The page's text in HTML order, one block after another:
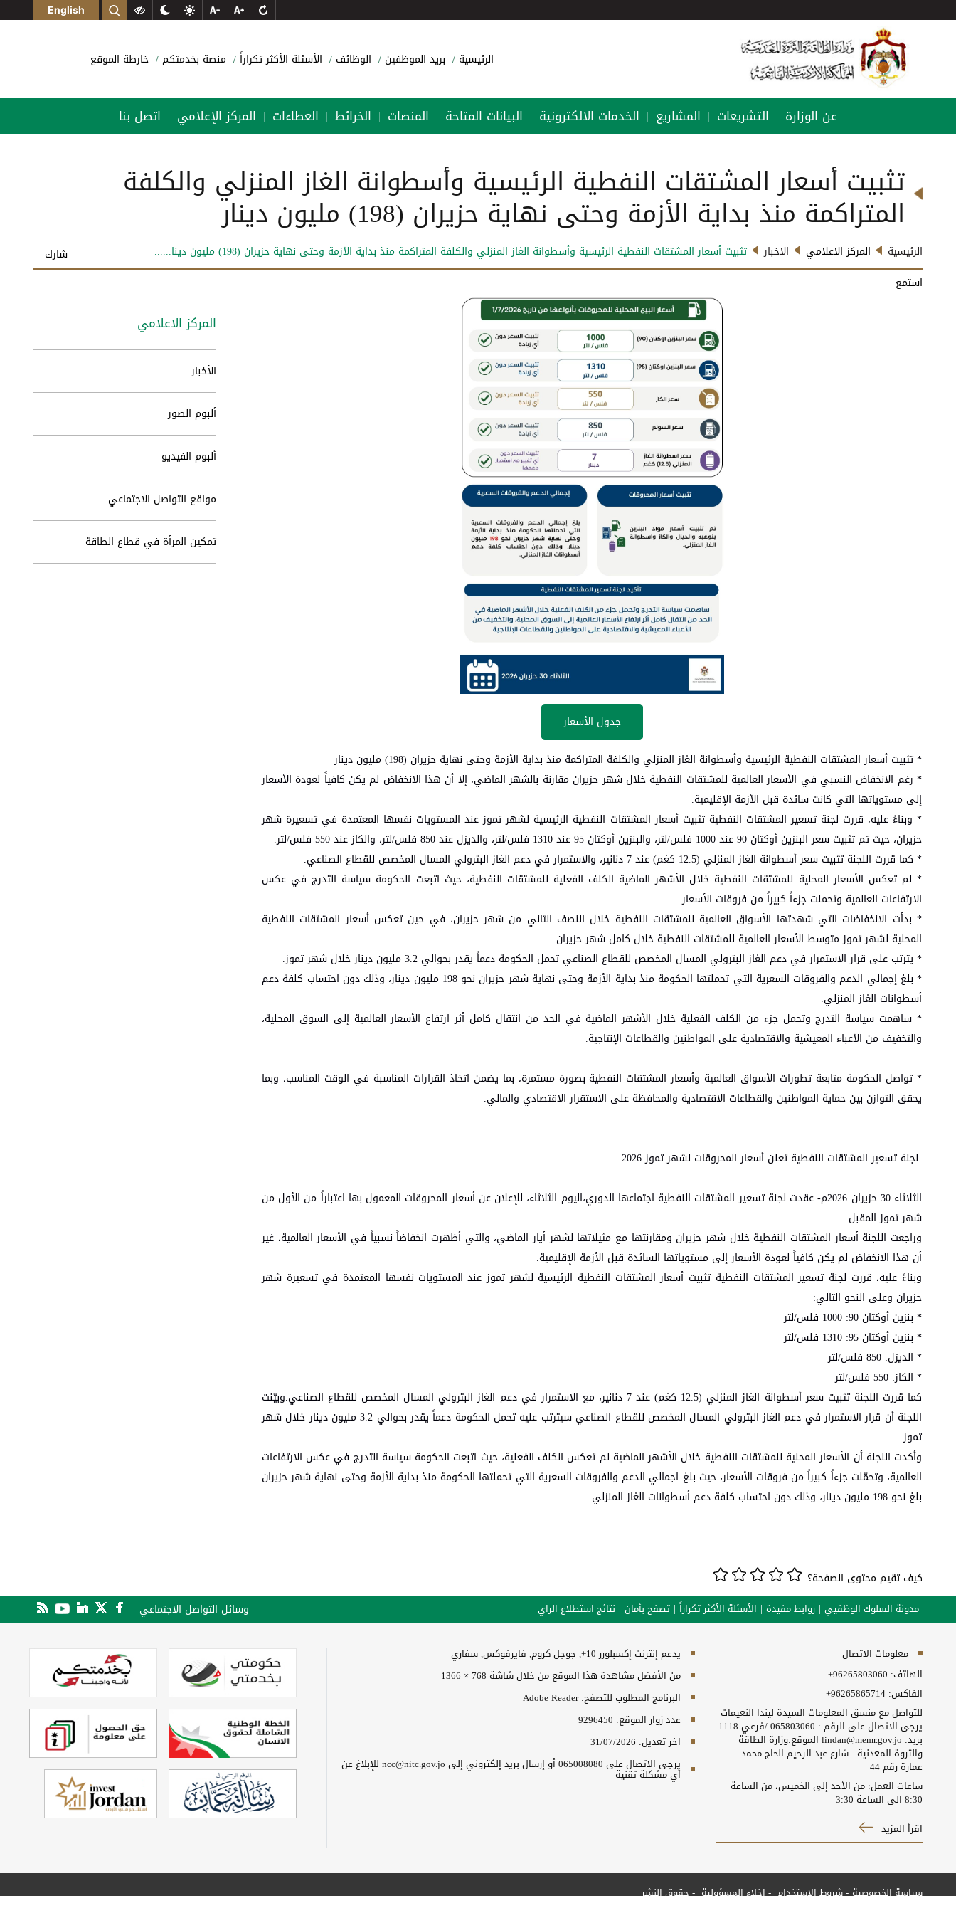
English
الرئيسية بريد الموظفين الوظائف الأسئلة الأكثر تكراراً منصة بخدمتكم خارطة الموقع
عن الوزارة | التشريعات | المشاريع | الخدمات الالكترونية | البيانات المتاحة | المنصات | الخرائط | العطاءات | المركز الإعلامي | اتصل بنا
تثبيت أسعار المشتقات النفطية الرئيسية وأسطوانة الغاز المنزلي والكلفة
المتراكمة منذ بداية الأزمة وحتى نهاية حزيران (198) مليون دينار
الرئيسية المركز الاعلامي الاخبار تثبيت أسعار المشتقات النفطية الرئيسية وأسطوانة الغاز المنزلي والكلفة المتراكمة منذ بداية الأزمة وحتى نهاية حزيران (198) مليون دينا......
شارك
استمع
جدول الأسعار
* تثبيت أسعار المشتقات النفطية الرئيسية وأسطوانة الغاز المنزلي والكلفة المتراكمة منذ بداية الأزمة وحتى نهاية حزيران (198) مليون دينار
* رغم الانخفاض النسبي في الأسعار العالمية للمشتقات النفطية خلال شهر حزيران مقارنة بالشهر الماضي، إلا أن هذا الانخفاض لم يكن كافياً لعودة الأسعار
إلى مستوياتها التي كانت سائدة قبل الأزمة الإقليمية.
* وبناءً عليه، قررت لجنة تسعير المشتقات النفطية تثبيت أسعار المشتقات النفطية الرئيسية لشهر تموز عند المستويات نفسها المعتمدة في تسعيرة شهر
حزيران، حيث تم تثبيت سعر البنزين أوكتان 90 عند 1000 فلس/لتر، والبنزين أوكتان 95 عند 1310 فلس/لتر، والديزل عند 850 فلس/لتر، والكاز عند 550 فلس/لتر.
* كما قررت اللجنة تثبيت سعر أسطوانة الغاز المنزلي (12.5 كغم) عند 7 دنانير، والاستمرار في دعم الغاز البترولي المسال المخصص للقطاع الصناعي.
* لم تعكس الأسعار المحلية للمشتقات النفطية خلال الأشهر الماضية الكلف الفعلية للمشتقات النفطية، حيث اتبعت الحكومة سياسة التدرج في عكس
الارتفاعات العالمية وتحملت جزءاً كبيراً من فروقات الأسعار.
* بدأت الانخفاضات التي شهدتها الأسواق العالمية للمشتقات النفطية خلال النصف الثاني من شهر حزيران، في حين تعكس أسعار المشتقات النفطية
المحلية لشهر تموز متوسط الأسعار العالمية للمشتقات النفطية خلال كامل شهر حزيران.
* يترتب على قرار الاستمرار في دعم الغاز البترولي المسال المخصص للقطاع الصناعي تحمل الحكومة دعماً يقدر بحوالي 3.2 مليون دينار خلال شهر تموز.
* بلغ إجمالي الدعم والفروقات السعرية التي تحملتها الحكومة منذ بداية الأزمة وحتى نهاية شهر حزيران نحو 198 مليون دينار، وذلك دون احتساب كلفة دعم
أسطوانات الغاز المنزلي.
* ساهمت سياسة التدرج وتحمل جزء من الكلف الفعلية خلال الأشهر الماضية في الحد من انتقال كامل أثر ارتفاع الأسعار العالمية إلى السوق المحلية،
والتخفيف من الأعباء المعيشية والاقتصادية على المواطنين والقطاعات الإنتاجية.
* تواصل الحكومة متابعة تطورات الأسواق العالمية وأسعار المشتقات النفطية بصورة مستمرة، بما يضمن اتخاذ القرارات المناسبة في الوقت المناسب، وبما
يحقق التوازن بين حماية المواطنين والقطاعات الاقتصادية والمحافظة على الاستقرار الاقتصادي والمالي.
لجنة تسعير المشتقات النفطية تعلن أسعار المحروقات لشهر تموز 2026
الثلاثاء 30 حزيران 2026م- عقدت لجنة تسعير المشتقات النفطية اجتماعها الدوري،اليوم الثلاثاء، للإعلان عن أسعار المحروقات المعمول بها اعتباراً من الأول من
شهر تموز المقبل.
وراجعت اللجنة أسعار المشتقات النفطية خلال شهر حزيران ومقارنتها مع مثيلاتها لشهر أيار الماضي، والتي أظهرت انخفاضاً نسبياً في الأسعار العالمية، غير
أن هذا الانخفاض لم يكن كافياً لعودة الأسعار إلى مستوياتها السائدة قبل الأزمة الإقليمية.
وبناءً عليه، قررت لجنة تسعير المشتقات النفطية تثبيت أسعار المشتقات النفطية الرئيسية لشهر تموز عند المستويات نفسها المعتمدة في تسعيرة شهر
حزيران وعلى النحو التالي:
* بنزين أوكتان 90: 1000 فلس/لتر
* بنزين أوكتان 95: 1310 فلس/لتر
* الديزل: 850 فلس/لتر
* الكاز: 550 فلس/لتر
كما قررت اللجنة تثبيت سعر أسطوانة الغاز المنزلي (12.5 كغم) عند 7 دنانير، مع الاستمرار في دعم الغاز البترولي المسال المخصص للقطاع الصناعي.وبيّنت
اللجنة أن قرار الاستمرار في دعم الغاز البترولي المسال المخصص للقطاع الصناعي سيترتب عليه تحمل الحكومة دعماً يقدر بحوالي 3.2 مليون دينار خلال شهر
تموز.
وأكدت اللجنة أن الأسعار المحلية للمشتقات النفطية خلال الأشهر الماضية لم تعكس الكلف الفعلية، حيث اتبعت الحكومة سياسة التدرج في عكس الارتفاعات
العالمية، وتحمّلت جزءاً كبيراً من فروقات الأسعار، حيث بلغ اجمالي الدعم والفروقات السعرية التي تحملتها الحكومة منذ بداية الأزمة وحتى نهاية شهر حزيران
بلغ نحو 198 مليون دينار، وذلك دون احتساب كلفة دعم أسطوانات الغاز المنزلي.
المركز الاعلامي
الأخبار
ألبوم الصور
ألبوم الفيديو
مواقع التواصل الاجتماعي
تمكين المرأة في قطاع الطاقة
كيف تقيم محتوى الصفحة؟
مدونة السلوك الوظفيي روابط مفيدة الأسئلة الأكثر تكراراً تصفح بأمان نتائج استطلاع الراي وسائل التواصل الاجتماعي
معلومات الاتصال
الهاتف: +96265803060
الفاكس: +96265865714
للتواصل مع منسق المعلومات السيدة ليندا النعيمات
يرجى الاتصال على الرقم : 065803060 /فرعي 1118
بريد: lindan@memr.gov.jo الموقع:وزارة الطاقة
والثروة المعدنية - شارع عبد الرحيم الحاج محمد -
عمارة رقم 44
ساعات العمل: من الأحد إلى الخميس، من الساعة
8:30 الى الساعة 3:30
اقرأ المزيد
يدعم إنترنت إكسبلورر 10+, جوجل كروم, فايرفوكس, سفاري
من الأفضل مشاهدة هذا الموقع من خلال شاشة 768 × 1366
البرنامج المطلوب للتصفح: Adobe Reader
عدد زوار الموقع: 9296450
اخر تعديل: 31/07/2026
يرجى الاتصال على 065008080 أو إرسال بريد إلكتروني إلى ncc@nitc.gov.jo للإبلاغ عن
أي مشكلة تقنية
سياسة الخصوصية شروط الاستخدام إخلاء المسؤولية حقوق النشر
تصميم وتطوير